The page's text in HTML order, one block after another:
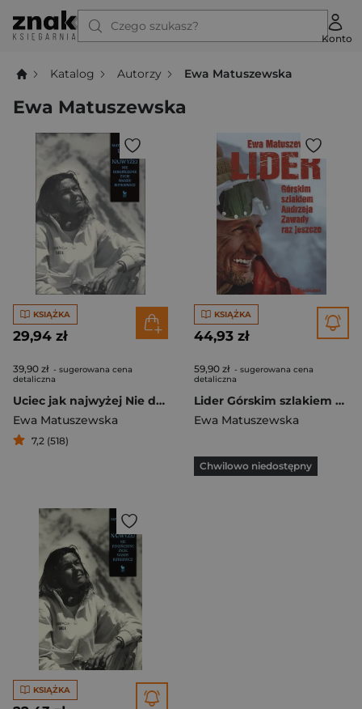
Czego szukasz?
Konto
Katalog Autorzy Ewa Matuszewska
Ewa Matuszewska
KSIĄŻKA
29,94 zł
39,90 zł - sugerowana cena
detaliczna
Uciec jak najwyżej Nie dokończone życie Wandy Rutkiewicz
Ewa Matuszewska
7,2 (518)
KSIĄŻKA
44,93 zł
59,90 zł - sugerowana cena
detaliczna
Lider Górskim szlakiem A. Zawady
Ewa Matuszewska
Chwilowo niedostępny
KSIĄŻKA